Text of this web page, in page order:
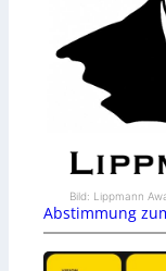
Bild: Lippmann
Abstimmung